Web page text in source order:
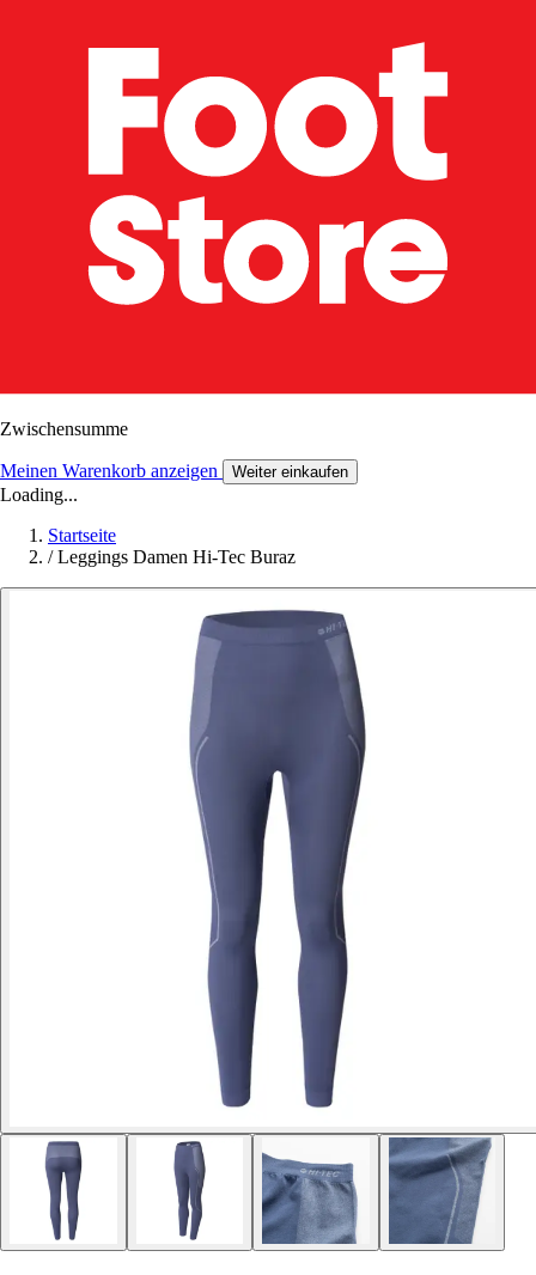
Zwischensumme
Meinen Warenkorb anzeigen Weiter einkaufen
Loading...
Startseite
/ Leggings Damen Hi-Tec Buraz